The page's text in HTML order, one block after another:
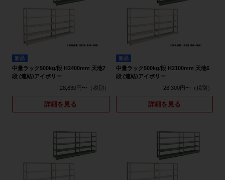
新品
中量ラック500kg/段 H2400mm 天地7
段 (連結)アイボリー
28,830円〜
詳細を見る
新品
中量ラック500kg/段 H2100mm 天地6
段 (連結)アイボリー
28,300円〜
詳細を見る